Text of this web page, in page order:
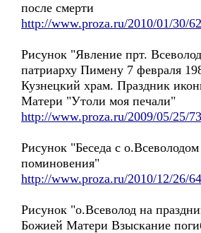
после смерти
http://www.proza.ru/2010/01/30/62
Рисунок "Явление прт.
патриарху Пимену 7 февраля
Кузнецкий храм. Праздник
Матери "Утоли моя печали"
http://www.proza.ru/2009/05/25/
Рисунок "Беседа с о.Всеволодом
поминовения"
http://www.proza.ru/2010/12/26/64
Рисунок "о.Всеволод на
Божией Матери Взыскание